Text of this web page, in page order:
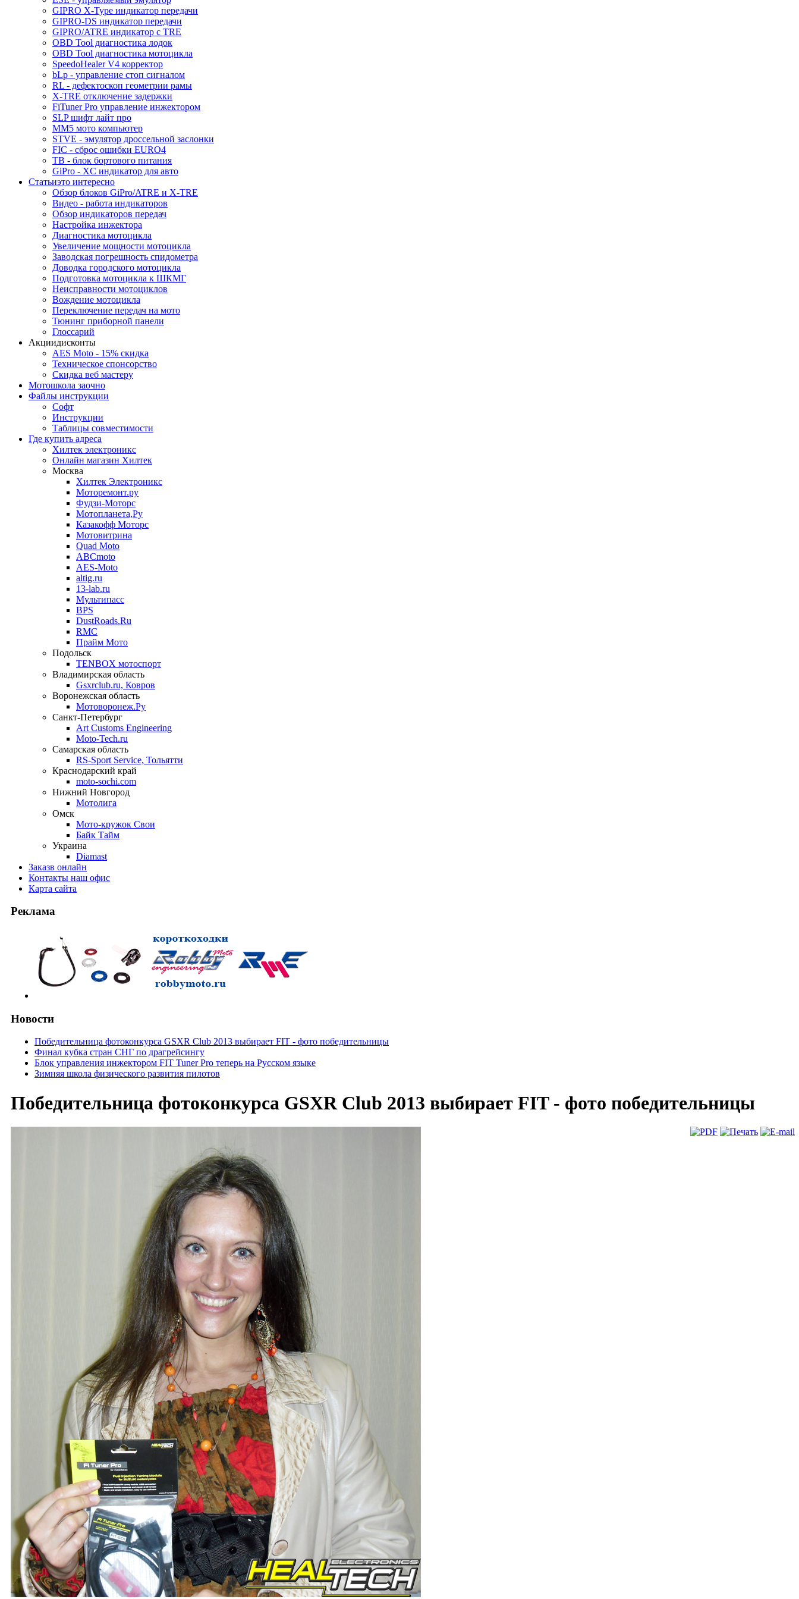
GIPRO X-Type индикатор передачи
GIPRO-DS индикатор передачи
GIPRO/ATRE индикатор с TRE
OBD Tool диагностика лодок
OBD Tool диагностика мотоцикла
SpeedoHealer V4 корректор
bLp - управление стоп сигналом
RL - дефектоскоп геометрии рамы
X-TRE отключение задержки
FiTuner Pro управление инжектором
SLP шифт лайт про
MM5 мото компьютер
STVE - эмулятор дроссельной заслонки
FIC - сброс ошибки EURO4
TB - блок бортового питания
GiPro - XC индикатор для авто
Статьиэто интересно
Обзор блоков GiPro/ATRE и X-TRE
Видео - работа индикаторов
Обзор индикаторов передач
Настройка инжектора
Диагноcтика мотоцикла
Увеличение мощности мотоцикла
Заводская погрешность спидометра
Доводка городского мотоцикла
Подготовка мотоцикла к ШКМГ
Неисправности мотоциклов
Вождение мотоцикла
Переключение передач на мото
Тюнинг приборной панели
Глоссарий
Акциидисконты
AES Moto - 15% скидка
Техническое спонсорство
Скидка веб мастеру
Мотошкола заочно
Файлы инструкции
Софт
Инструкции
Таблицы совместимости
Где купить адреса
Хилтек электроникс
Онлайн магазин Хилтек
Москва
Хилтек Электроникс
Моторемонт.ру
Фудзи-Моторс
Мотопланета,Ру
Казакофф Моторс
Мотовитрина
Quad Moto
ABCmoto
AES-Moto
altig.ru
13-lab.ru
Мультипасс
BPS
DustRoads.Ru
RMC
Прайм Мото
Подольск
TENBOX мотоспорт
Владимирская область
Gsxrclub.ru, Ковров
Воронежская область
Мотоворонеж.Ру
Санкт-Петербург
Art Customs Engineering
Moto-Tech.ru
Самарская область
RS-Sport Service, Тольятти
Краснодарский край
moto-sochi.com
Нижний Новгород
Мотолига
Омск
Мото-кружок Свои
Байк Тайм
Украина
Diamast
Заказв онлайн
Контакты наш офис
Карта сайта
Реклама
Новости
Победительница фотоконкурса GSXR Club 2013 выбирает FIT - фото победительницы
Финал кубка стран СНГ по драгрейсингу
Блок управления инжектором FIT Tuner Pro теперь на Русском языке
Зимняя школа физического развития пилотов
Победительница фотоконкурса GSXR Club 2013 выбирает FIT - фото победительницы